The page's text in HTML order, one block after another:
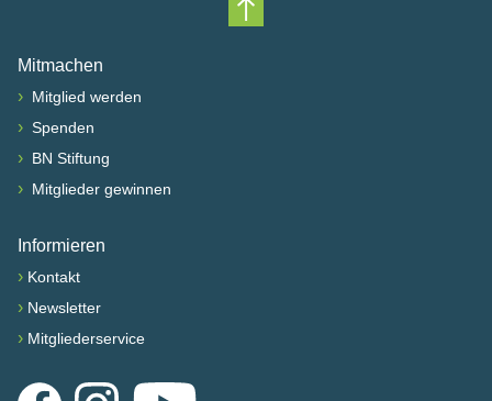
Nach oben scrollen
Mitmachen
› Mitglied werden
› Spenden
› BN Stiftung
› Mitglieder gewinnen
Informieren
› Kontakt
› Newsletter
› Mitgliederservice
FacebookInstagramYouTube